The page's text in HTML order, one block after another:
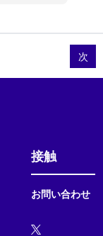
接触
お問い合わせ